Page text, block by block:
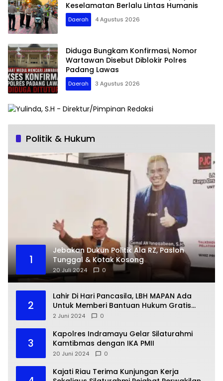
Keselamatan Berlalu Lintas Humanis
Daerah 4 Agustus 2026
Diduga Bungkam Konfirmasi, Nomor
Wartawan Disebut Diblokir Polres
Padang Lawas
Daerah 3 Agustus 2026
Politik & Hukum
1
Jebakan Dukun Politik Ala RZ, Paslon
Tunggal & Kotak Kosong
20 Juli 2024 0
2
Lahir Di Hari Pancasila, LBH MAPAN Ada
Untuk Memberi Bantuan Hukum Gratis
Bagi Masyarakat Kurang Mampu
2 Juni 2024 0
3
Kapolres Indramayu Gelar Silaturahmi
Kamtibmas dengan IKA PMII
20 Juni 2024 0
Kajati Riau Terima Kunjungan Kerja